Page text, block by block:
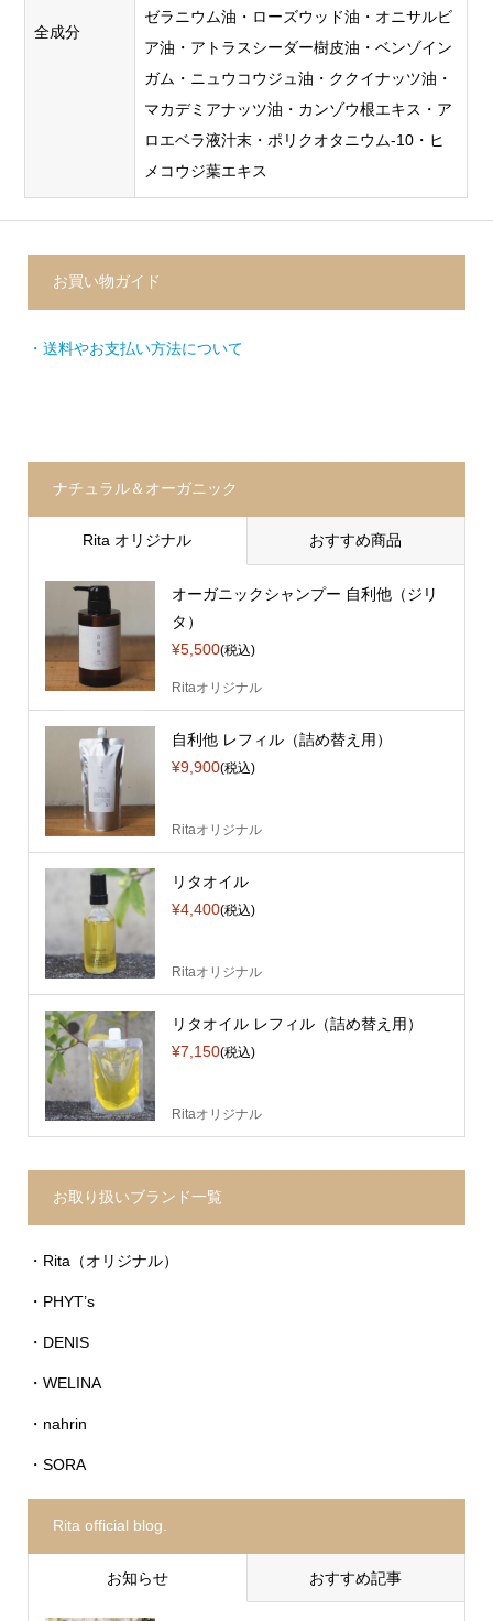
全成分
ゼラニウム油・ローズウッド油・オニサルビ
ア油・アトラスシーダー樹皮油・ベンゾイン
ガム・ニュウコウジュ油・ククイナッツ油・
マカデミアナッツ油・カンゾウ根エキス・ア
ロエベラ液汁末・ポリクオタニウム-10・ヒ
メコウジ葉エキス
お買い物ガイド
・送料やお支払い方法について
ナチュラル＆オーガニック
Rita オリジナル おすすめ商品
オーガニックシャンプー 自利他（ジリ
タ）
¥5,500(税込)
Ritaオリジナル
自利他 レフィル（詰め替え用）
¥9,900(税込)
Ritaオリジナル
リタオイル
¥4,400(税込)
Ritaオリジナル
リタオイル レフィル（詰め替え用）
¥7,150(税込)
Ritaオリジナル
お取り扱いブランド一覧
・Rita（オリジナル）
・PHYT’s
・DENIS
・WELINA
・nahrin
・SORA
Rita official blog.
お知らせ おすすめ記事